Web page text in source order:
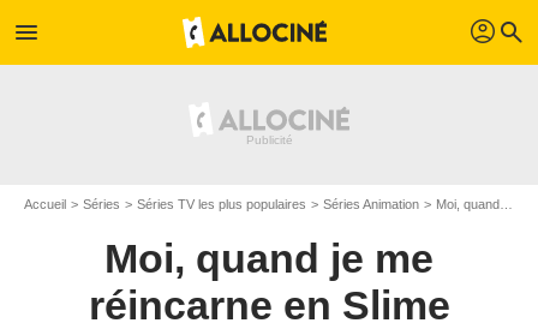
menu profil search
Accueil Séries Séries TV les plus populaires Séries Animation Moi, quand je me réincarne en Slime
Moi, quand je me
réincarne en Slime